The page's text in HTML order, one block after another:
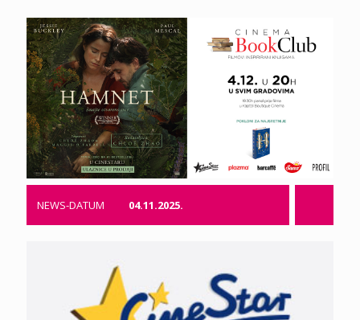
NEWS-DATUM 04.11.2025.